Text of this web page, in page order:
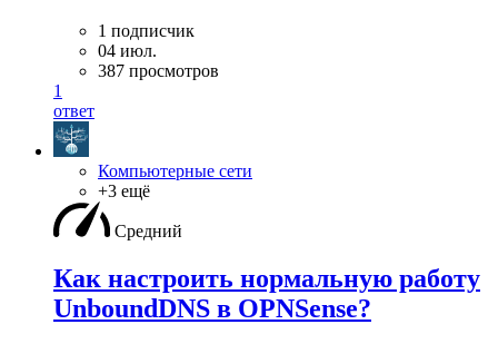
1 подписчик
04 июл.
387 просмотров
1
ответ
Компьютерные сети
+3 ещё
Средний
Как настроить нормальную работу
UnboundDNS в OPNSense?